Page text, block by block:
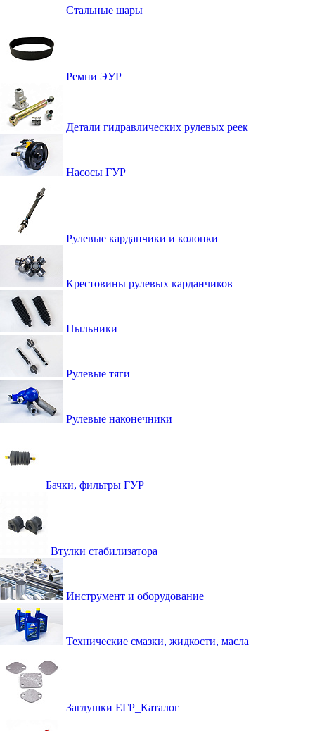
Стальные шары
Ремни ЭУР
Детали гидравлических рулевых реек
Насосы ГУР
Рулевые карданчики и колонки
Крестовины рулевых карданчиков
Пыльники
Рулевые тяги
Рулевые наконечники
Бачки, фильтры ГУР
Втулки стабилизатора
Инструмент и оборудование
Технические смазки, жидкости, масла
Заглушки ЕГР_Каталог